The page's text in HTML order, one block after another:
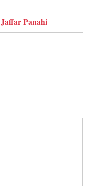
Jaffar Panahi